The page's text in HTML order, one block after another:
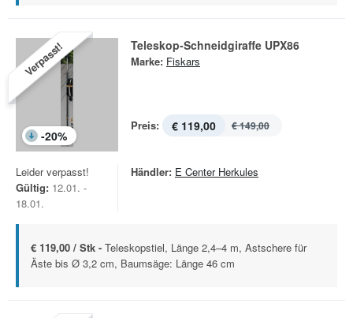
Verpasst!
-20%
Teleskop-Schneidgiraffe UPX86
Marke: Fiskars
Preis: € 119,00 € 149,00
Leider verpasst!
Gültig: 12.01. -
18.01.
Händler: E Center Herkules
€ 119,00 / Stk - Teleskopstiel, Länge 2,4–4 m, Astschere für
Äste bis Ø 3,2 cm, Baumsäge: Länge 46 cm